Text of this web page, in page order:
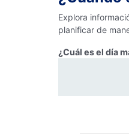
Explora
planificar de
¿Cuál es el día